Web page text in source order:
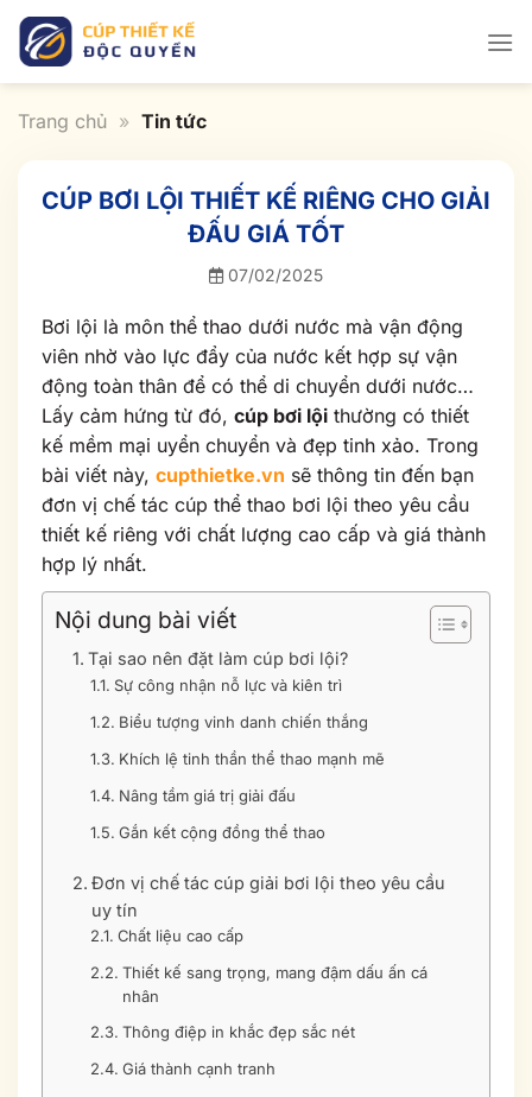
qua
nội
Trang chủ » Tin tức
CÚP BƠI LỘI THIẾT KẾ RIÊNG CHO GIẢI
ĐẤU GIÁ TỐT
07/02/2025
Bơi lội là môn thể thao dưới nước mà vận động
viên nhờ vào lực đẩy của nước kết hợp sự vận
động toàn thân để có thể di chuyển dưới nước…
Lấy cảm hứng từ đó, cúp bơi lội thường có thiết
kế mềm mại uyển chuyển và đẹp tinh xảo. Trong
bài viết này, cupthietke.vn sẽ thông tin đến bạn
đơn vị chế tác cúp thể thao bơi lội theo yêu cầu
thiết kế riêng với chất lượng cao cấp và giá thành
hợp lý nhất.
Nội dung bài viết
Tại sao nên đặt làm cúp bơi lội?
Sự công nhận nỗ lực và kiên trì
Biểu tượng vinh danh chiến thắng
Khích lệ tinh thần thể thao mạnh mẽ
Nâng tầm giá trị giải đấu
Gắn kết cộng đồng thể thao
Đơn vị chế tác cúp giải bơi lội theo yêu cầu
uy tín
Chất liệu cao cấp
Thiết kế sang trọng, mang đậm dấu ấn cá
nhân
Thông điệp in khắc đẹp sắc nét
Giá thành cạnh tranh